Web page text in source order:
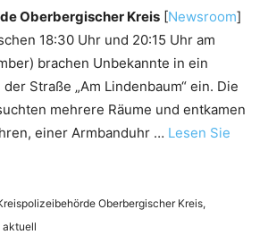
Oberbergischer Kreis [Newsroom]
18:30 Uhr und 20:15 Uhr am
brachen Unbekannte in ein
Straße „Am Lindenbaum“ ein. Die
mehrere Räume und entkamen
einer Armbanduhr … Lesen Sie
Oberbergischer Kreis,
aktuell